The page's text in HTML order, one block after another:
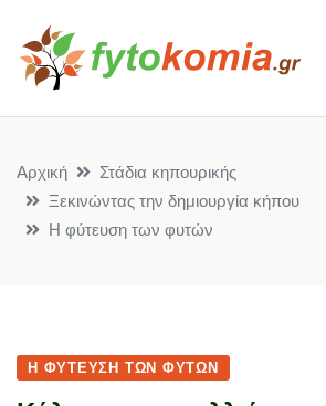
Αρχική
Στάδια κηπουρικής
Ξεκινώντας την δημιουργία κήπου
Η φύτευση των φυτών
Η ΦΎΤΕΥΣΗ ΤΩΝ ΦΥΤΏΝ